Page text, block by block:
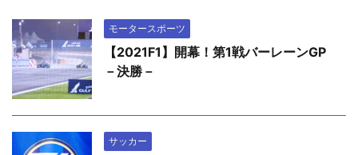
モータースポーツ
【2021F1】開幕！第1戦バーレーンGP
－決勝－
サッカー